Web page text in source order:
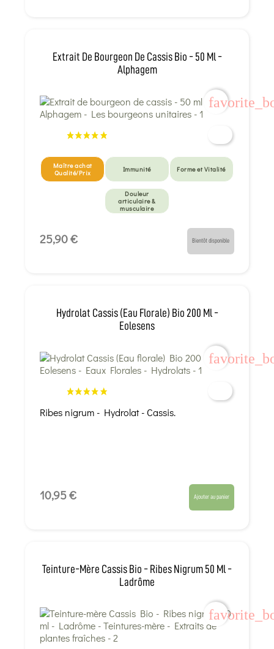
Extrait De Bourgeon De Cassis Bio - 50 Ml -
Alphagem
Maître achat
Qualité/Prix
Immunité Forme et Vitalité
Douleur
articulaire &
musculaire
25,90 € Bientôt disponible
Hydrolat Cassis (Eau Florale) Bio 200 Ml -
Eolesens
Ribes nigrum - Hydrolat - Cassis.
10,95 € Ajouter au panier
Teinture-Mère Cassis Bio - Ribes Nigrum 50 Ml -
Ladrôme